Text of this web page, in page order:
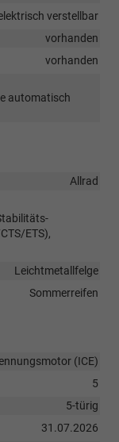
verstellbar
vorhanden
vorhanden
automatisch
Allrad
ETS),
Leichtmetallfelge
Sommerreifen
(ICE)
5
5-türig
31.07.2026